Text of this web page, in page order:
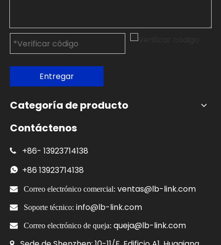
Entregar
Categoría de producto
Contáctenos
 +86- 13923714138
 +86 13923714138
 Correo electrónico comercial: ventas@lb-link.com
 Soporte técnico: info@lb-link.com
 Correo electrónico de queja: queja@lb-link.com